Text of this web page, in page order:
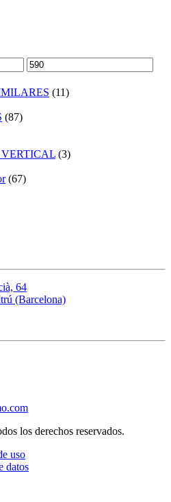
Precio
máximo
(11)
(87)
(3)
(67)
64
(Barcelona)
los derechos reservados.
uso
datos